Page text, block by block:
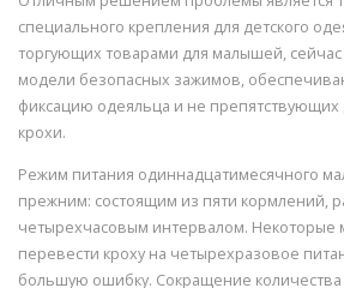
специального крепления для детского
торгующих товарами для малышей,
модели безопасных зажимов,
фиксацию одеяльца и не
крохи.
Режим питания одиннадцатимесячного
прежним: состоящим из пяти кормлений,
четырехчасовым интервалом. Некоторые
перевести кроху на четырехразовое
большую ошибку. Сокращение